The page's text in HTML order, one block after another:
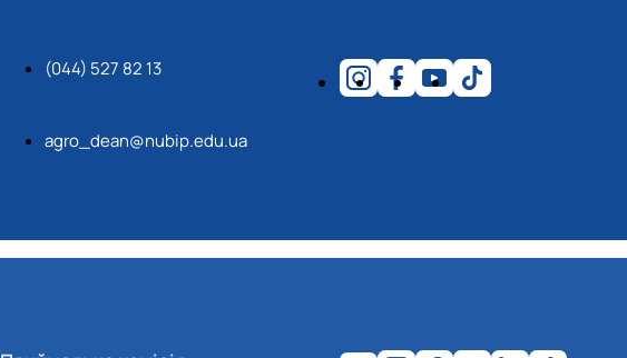
(044) 527 82 13
agro_dean@nubip.edu.ua